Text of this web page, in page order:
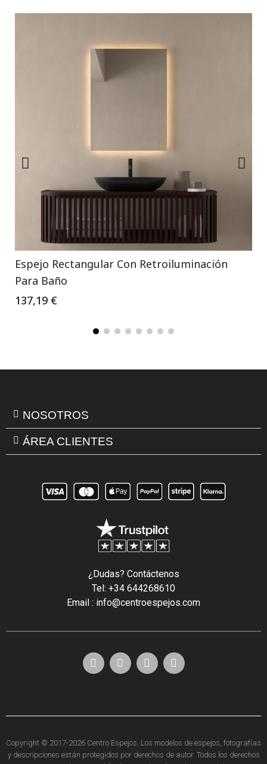
Espejo Rectangular Con Retroiluminación
Para Baño
137,19 €
NOSOTROS
ÁREA CLIENTES
¿Dudas? Contáctenos
Tel: +34 644268610
Email : info@centroespejos.com
Copyright © 2017-2026 Centro Espejos. Los modelos de espejos, fotografías
y descripciones están protegidos por derechos de autor. Todos los derechos